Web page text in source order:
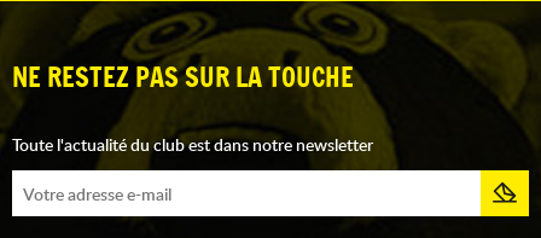
NE RESTEZ PAS SUR LA TOUCHE
Toute l'actualité du club est dans notre newsletter